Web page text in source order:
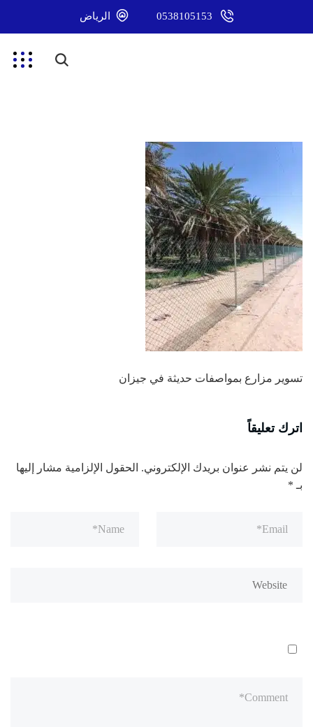
0538105153 الرياض
تسوير مزارع بمواصفات حديثة في جيزان
اترك تعليقاً
لن يتم نشر عنوان بريدك الإلكتروني. الحقول الإلزامية مشار إليها
بـ *